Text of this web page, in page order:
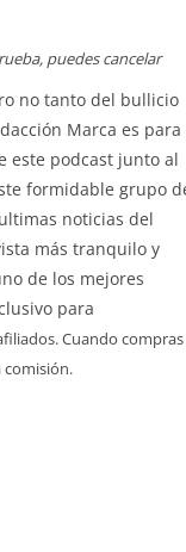
puedes cancelar
no tanto del bullicio
Marca es para
este podcast junto al
formidable grupo
noticias del
más tranquilo y
de los mejores
para
Cuando compras
comisión.